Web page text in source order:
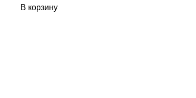
В корзину